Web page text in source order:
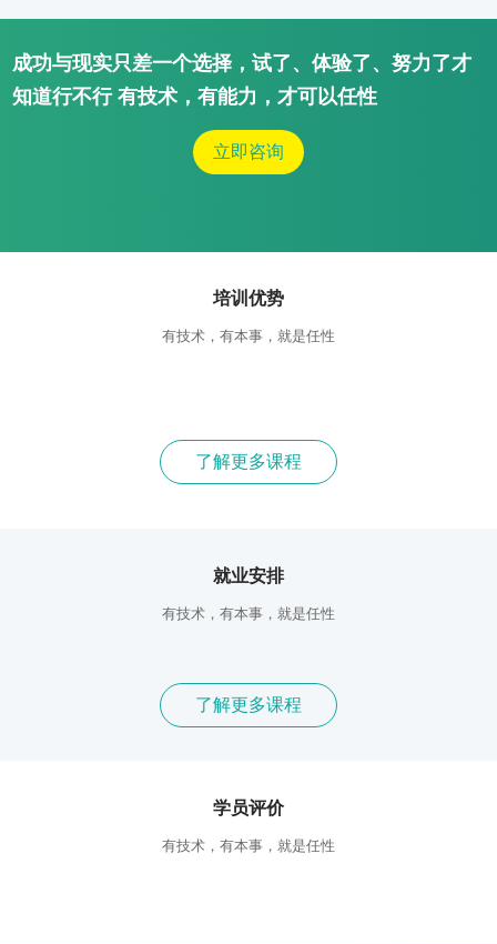
成功与现实只差一个选择，试了、体验了、努力了才
知道行不行 有技术，有能力，才可以任性
立即咨询
培训优势
有技术，有本事，就是任性
了解更多课程
就业安排
有技术，有本事，就是任性
了解更多课程
学员评价
有技术，有本事，就是任性